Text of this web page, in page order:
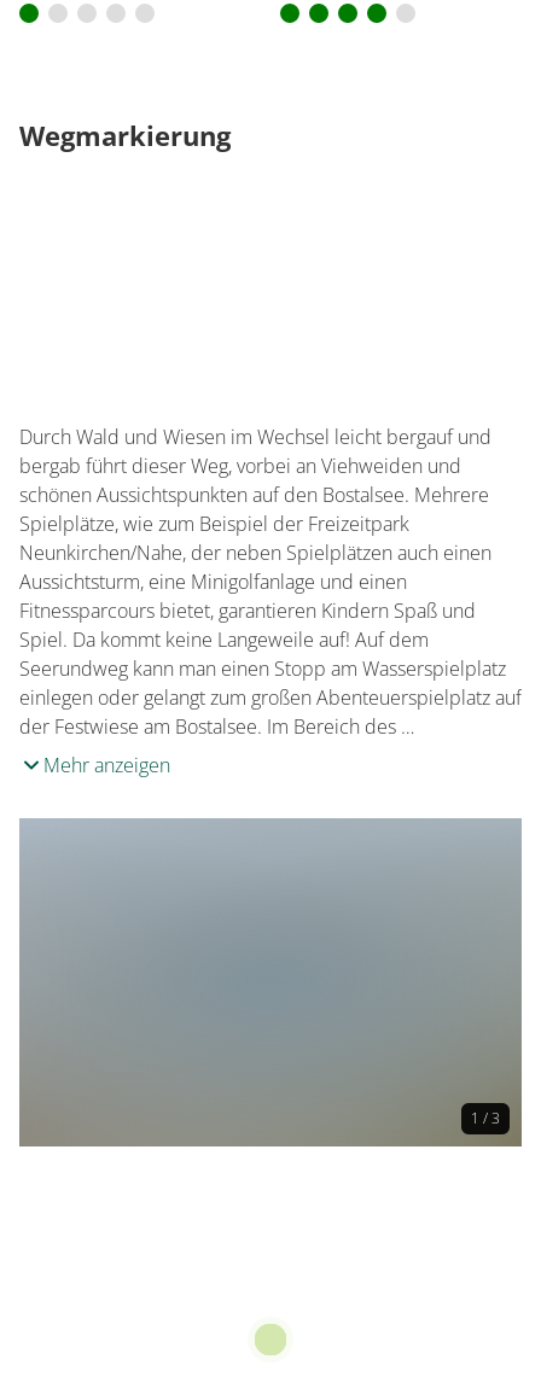
Wegmarkierung
Durch Wald und Wiesen im Wechsel leicht bergauf und
bergab führt dieser Weg, vorbei an Viehweiden und
schönen Aussichtspunkten auf den Bostalsee. Mehrere
Spielplätze, wie zum Beispiel der Freizeitpark
Neunkirchen/Nahe, der neben Spielplätzen auch einen
Aussichtsturm, eine Minigolfanlage und einen
Fitnessparcours bietet, garantieren Kindern Spaß und
Spiel. Da kommt keine Langeweile auf! Auf dem
Seerundweg kann man einen Stopp am Wasserspielplatz
einlegen oder gelangt zum großen Abenteuerspielplatz auf
der Festwiese am Bostalsee. Im Bereich des …
Mehr anzeigen
1 / 3